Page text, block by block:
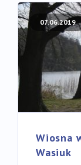
07.06.2019
Wiosna
Wasiuk